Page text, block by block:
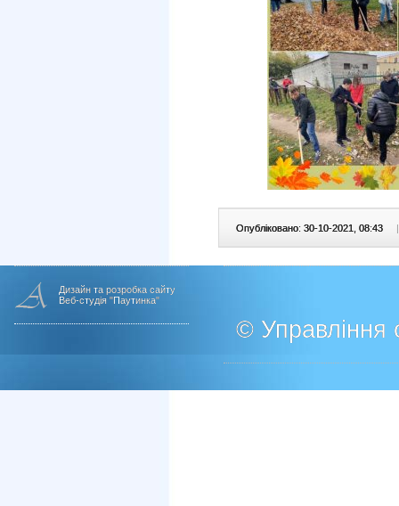
Опубліковано: 30-10-2021, 08:43 |
Дизайн та розробка сайту
Веб-студія "Паутинка"
© Управління